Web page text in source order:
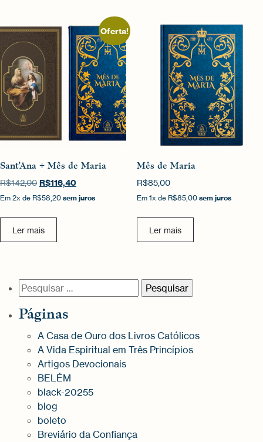
Oferta!
Sant’Ana + Mês de Maria
R$142,00 O
preço
era:
R$142,00.
R$116,40O
preço
Em 2x de R$58,20 sem juros
Ler mais
Mês de Maria
R$85,00
Em 1x de R$85,00 sem juros
Ler mais
Pesquisar
por:
Páginas
A Casa de Ouro dos Livros Católicos
A Vida Espiritual em Três Princípios
Artigos Devocionais
BELÉM
black-20255
blog
boleto
Breviário da Confiança